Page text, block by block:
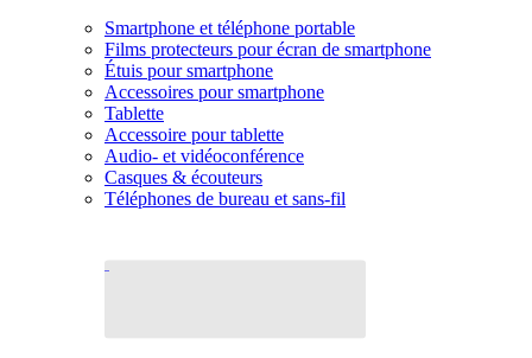
Smartphone et téléphone portable
Films protecteurs pour écran de smartphone
Étuis pour smartphone
Accessoires pour smartphone
Tablette
Accessoire pour tablette
Audio- et vidéoconférence
Casques & écouteurs
Téléphones de bureau et sans-fil